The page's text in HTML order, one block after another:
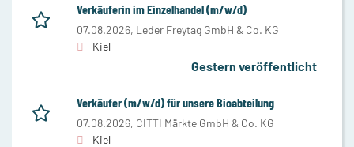
Verkäuferin im Einzelhandel (m/w/d)
07.08.2026, Leder Freytag GmbH & Co. KG
Kiel
Gestern veröffentlicht
Verkäufer (m/w/d) für unsere Bioabteilung
07.08.2026, CITTI Märkte GmbH & Co. KG
Kiel